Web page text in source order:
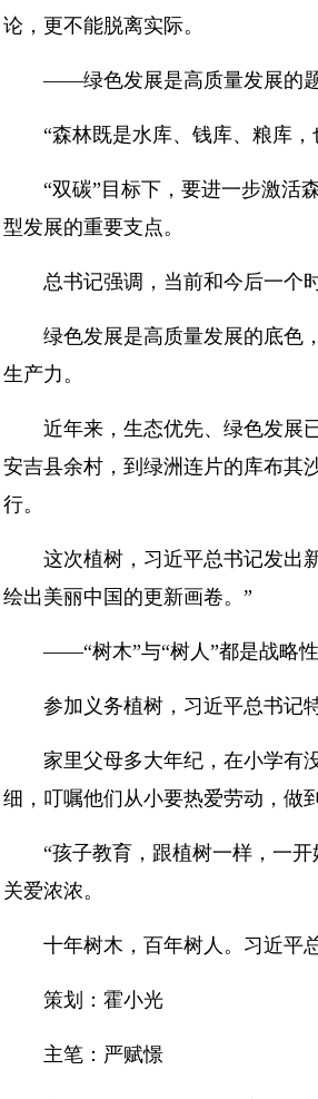
论，更不能脱离实际。
——绿色发展是高质量发展的题
“森林既是水库、钱库、粮库
“双碳”目标下，要进一步激活
型发展的重要支点。
总书记强调，当前和今后一个
绿色发展是高质量发展的底色
生产力。
近年来，生态优先、绿色发展
安吉县余村，到绿洲连片的库布其
行。
这次植树，习近平总书记发出
绘出美丽中国的更新画卷。”
——“树木”与“树人”都是战略性
参加义务植树，习近平总书记
家里父母多大年纪，在小学
细，叮嘱他们从小要热爱劳动，做
“孩子教育，跟植树一样，一
关爱浓浓。
十年树木，百年树人。习近平
策划：霍小光
主笔：严赋憬